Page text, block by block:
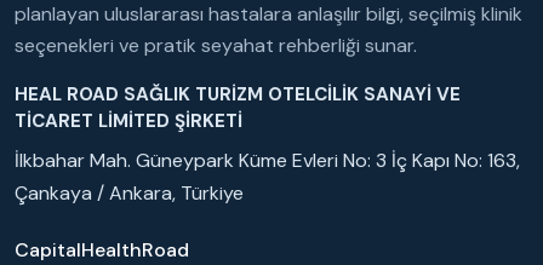
planlayan uluslararası hastalara anlaşılır bilgi, seçilmiş klinik
seçenekleri ve pratik seyahat rehberliği sunar.
HEAL ROAD SAĞLIK TURİZM OTELCİLİK SANAYİ VE
TİCARET LİMİTED ŞİRKETİ
İlkbahar Mah. Güneypark Küme Evleri No: 3 İç Kapı No: 163,
Çankaya / Ankara, Türkiye
CapitalHealthRoad